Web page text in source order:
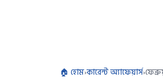
🏠 হোম›কারেন্ট অ্যাফেয়ার্স›